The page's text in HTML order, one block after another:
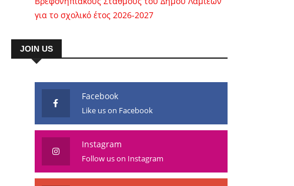
για το σχολικό έτος 2026-2027
JOIN US
Facebook
Like us on Facebook
Instagram
Follow us on Instagram